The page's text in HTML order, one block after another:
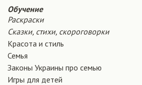
Обучение
Раскраски
Сказки, стихи, скороговорки
Красота и стиль
Семья
Законы Украины про семью
Игры для детей